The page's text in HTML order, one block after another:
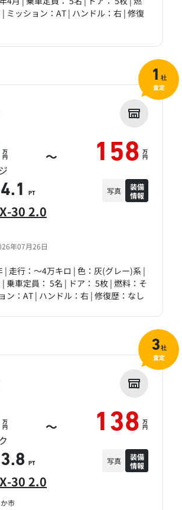
ミッション：AT | ハンドル：右 | 修復
年07月26日
30 2.0
| 走行：～4万キロ | 色：灰(グレー)系 |
乗車定員： 5名 | ドア： 5枚 | 燃料：そ
ン：AT | ハンドル：右 | 修復歴：なし
万
円 ～ 158 万
円
4.1 PT 写真
装備
情報
1 社
査定
市
30 2.0
万
円 ～ 138 万
円
3.8 PT 写真
装備
情報
3社
査定